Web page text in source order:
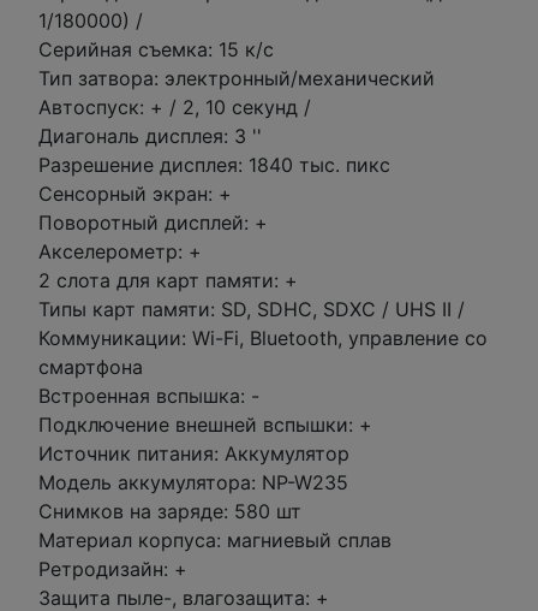
1/180000) /
Серийная съемка: 15 к/с
Тип затвора: электронный/механический
Автоспуск: + / 2, 10 секунд /
Диагональ дисплея: 3 ''
Разрешение дисплея: 1840 тыс. пикс
Сенсорный экран: +
Поворотный дисплей: +
Акселерометр: +
2 слота для карт памяти: +
Типы карт памяти: SD, SDHC, SDXC / UHS II /
Коммуникации: Wi-Fi, Bluetooth, управление со
смартфона
Встроенная вспышка: -
Подключение внешней вспышки: +
Источник питания: Аккумулятор
Модель аккумулятора: NP-W235
Снимков на заряде: 580 шт
Материал корпуса: магниевый сплав
Ретродизайн: +
Защита пыле-, влагозащита: +